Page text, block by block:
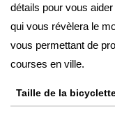
détails pour vous
qui vous révèlera le
vous permettant de
courses en ville.
Taille de la